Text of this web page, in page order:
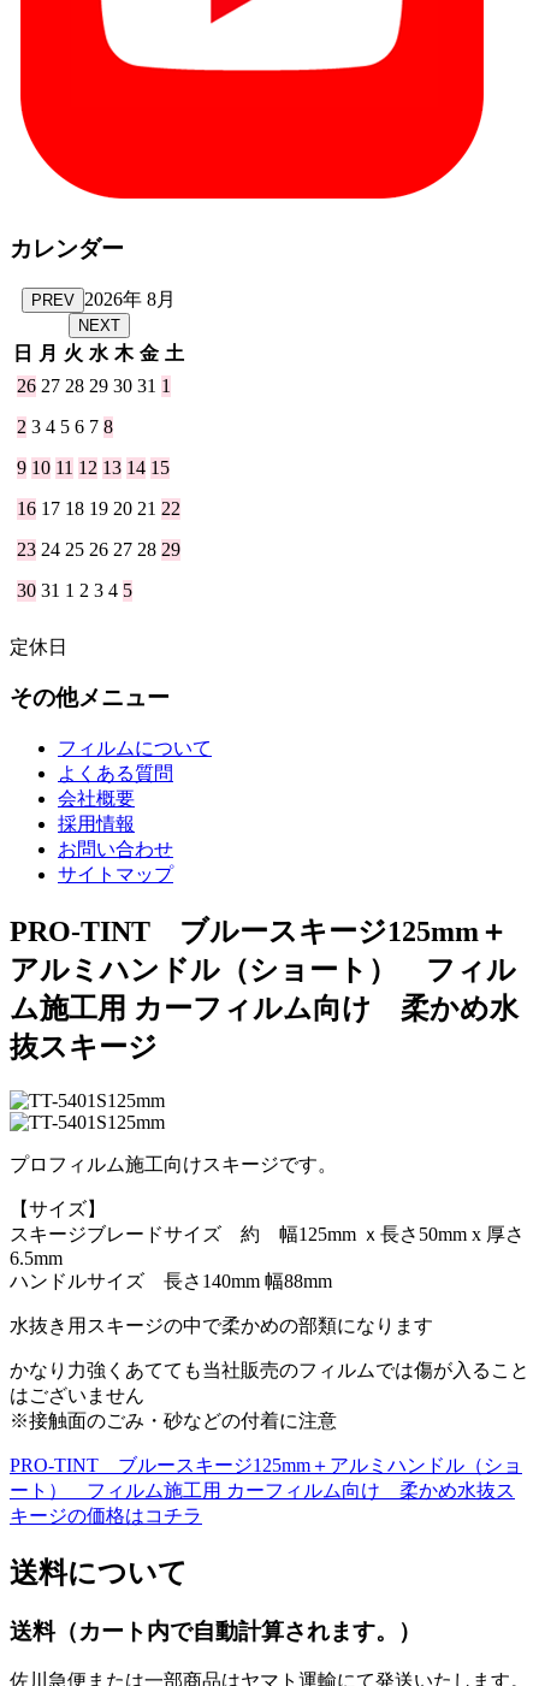
カレンダー
PREV 2026年 8月
NEXT
日 月 火 水 木 金 土
26 27 28 29 30 31 1
2 3 4 5 6 7 8
9 10 11 12 13 14 15
16 17 18 19 20 21 22
23 24 25 26 27 28 29
30 31 1 2 3 4 5
定休日
その他メニュー
フィルムについて
よくある質問
会社概要
採用情報
お問い合わせ
サイトマップ
PRO-TINT ブルースキージ125mm＋
アルミハンドル（ショート） フィル
ム施工用 カーフィルム向け 柔かめ水
抜スキージ
プロフィルム施工向けスキージです。
【サイズ】
スキージブレードサイズ 約 幅125mm ｘ長さ50mm x 厚さ
6.5mm
ハンドルサイズ 長さ140mm 幅88mm
水抜き用スキージの中で柔かめの部類になります
かなり力強くあてても当社販売のフィルムでは傷が入ること
はございません
※接触面のごみ・砂などの付着に注意
PRO-TINT ブルースキージ125mm＋アルミハンドル（ショ
ート） フィルム施工用 カーフィルム向け 柔かめ水抜ス
キージの価格はコチラ
送料について
送料（カート内で自動計算されます。）
佐川急便または一部商品はヤマト運輸にて発送いたします。